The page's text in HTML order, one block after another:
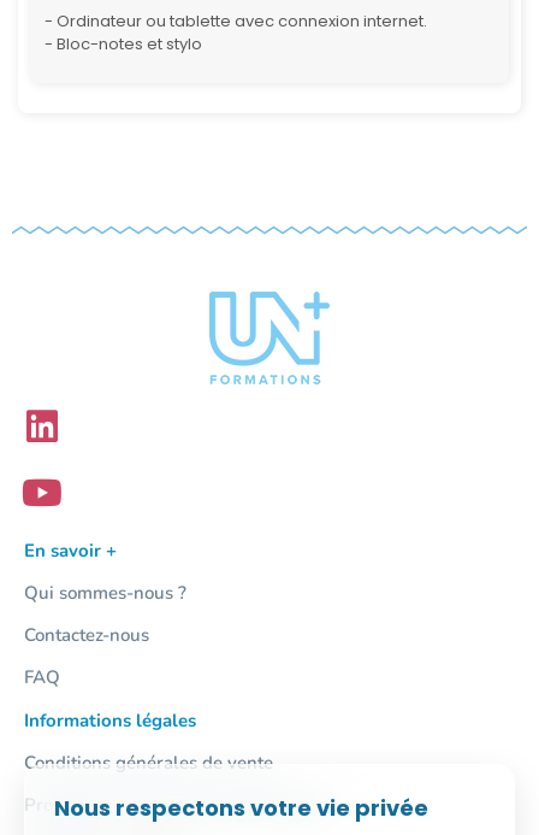
- Ordinateur ou tablette avec connexion internet.
- Bloc-notes et stylo
En savoir +
Qui sommes-nous ?
Contactez-nous
FAQ
Informations légales
Conditions générales de vente
Protection des données personnelles
Nous respectons votre vie privée